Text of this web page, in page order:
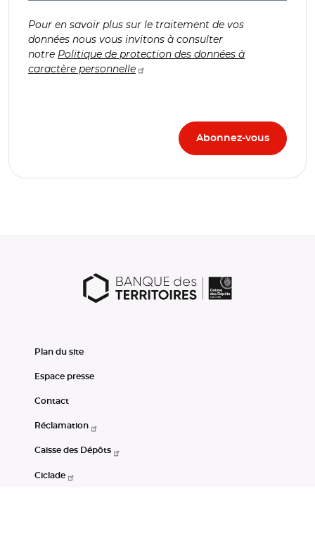
Pour en savoir plus sur le traitement de vos
données nous vous invitons à consulter
notre Politique de protection des données à
caractère personnelle
Plan du site
Espace presse
Contact
Réclamation
Caisse des Dépôts
Ciclade